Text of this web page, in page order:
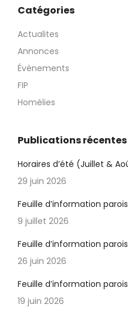
Catégories
Actualites
Annonces
Évènements
FIP
Homélies
Publications récentes
Horaires d’été (Juillet &
29 juin 2026
Feuille d’information
9 juillet 2026
Feuille d’information
26 juin 2026
Feuille d’information
19 juin 2026